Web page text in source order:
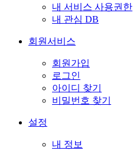
내 서비스 사용권한
내 관심 DB
회원서비스
회원가입
로그인
아이디 찾기
비밀번호 찾기
설정
내 정보